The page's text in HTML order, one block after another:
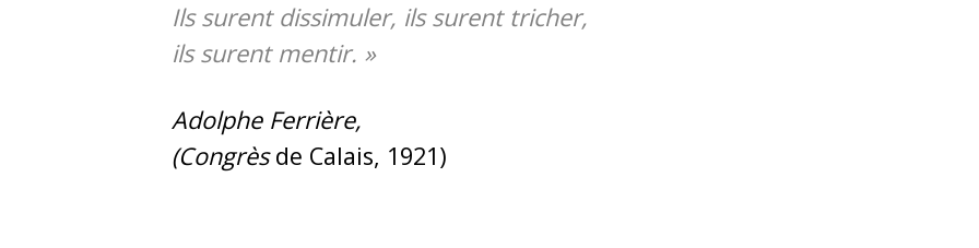
Ils surent dissimuler, ils surent tricher,
ils surent mentir. »
Adolphe Ferrière,
(Congrèsde Calais, 1921)